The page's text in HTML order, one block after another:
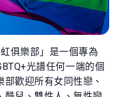
俱樂部」是一個專為
光譜任何一端的個
歡迎所有女同性戀、